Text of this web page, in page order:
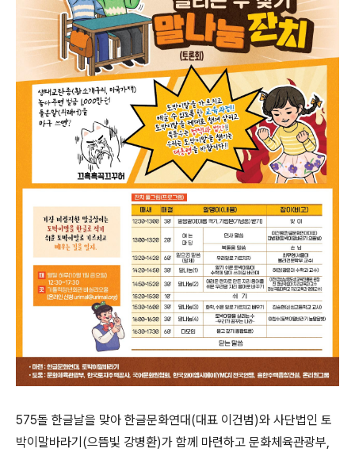
575돌 한글날을 맞아 한글문화연대(대표 이건범)와 사단법인 토
박이말바라기(으뜸빛 강병환)가 함께 마련하고 문화체육관광부,